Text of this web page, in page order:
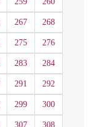
267 268
275 276
283 284
291 292
299 300
307 308